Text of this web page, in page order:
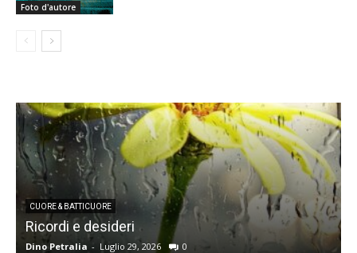
Foto d'autore
CUORE & BATTICUORE
Ricordi e desideri
Dino Petralia - Luglio 29, 2026 0